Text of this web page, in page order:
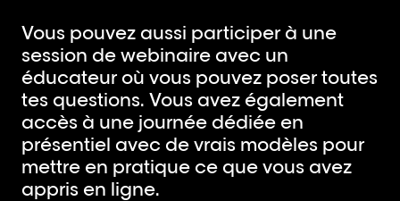
Vous pouvez aussi participer à une
session de webinaire avec un
éducateur où vous pouvez poser toutes
tes questions. Vous avez également
accès à une journée dédiée en
présentiel avec de vrais modèles pour
mettre en pratique ce que vous avez
appris en ligne.